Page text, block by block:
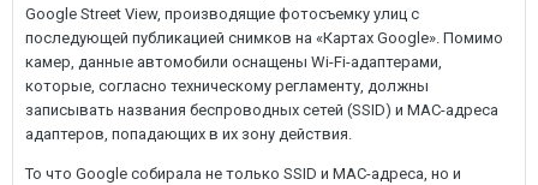
Google Street View, производящие фотосъемку улиц с
последующей публикацией снимков на «Картах Google». Помимо
камер, данные автомобили оснащены Wi-Fi-адаптерами,
которые, согласно техническому регламенту, должны
записывать названия беспроводных сетей (SSID) и MAC-адреса
адаптеров, попадающих в их зону действия.
То что Google собирала не только SSID и MAC-адреса, но и